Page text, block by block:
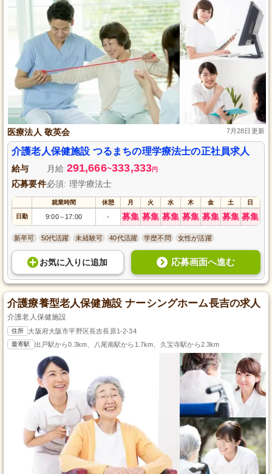
医療法人 敬英会 7月28日更新
介護老人保健施設 つるまちの理学療法士の正社員求人
給与 月給 291,666~333,333円
応募要件必須: 理学療法士
就業時間 休憩 月 火 水 木 金 土 日
日勤 9:00～ 17:00 - 募集 募集 募集 募集 募集 募集 募集
新卒可 50代活躍 未経験可 40代活躍 学歴不問 女性が活躍
お気に入り に追加 応募画面へ進む
介護療養型老人保健施設 ナーシングホーム長吉の求人
介護老人保健施設
住所 大阪府大阪市平野区長吉長原1-2-34
最寄駅 出戸駅から0.3km、八尾南駅から1.7km、久宝寺駅から2.3km